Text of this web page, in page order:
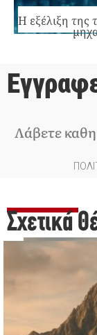
Η εξέλιξη της
Λάβετε
Σχετικά